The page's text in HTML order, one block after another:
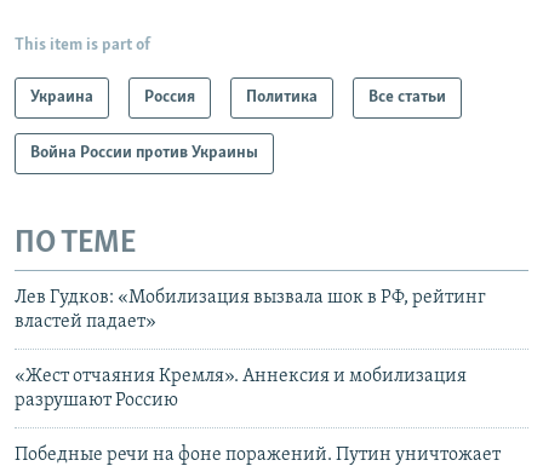
This item is part of
Украина Россия Политика Все статьи
Война России против Украины
ПО ТЕМЕ
Лев Гудков: «Мобилизация вызвала шок в РФ, рейтинг
властей падает»
«Жест отчаяния Кремля». Аннексия и мобилизация
разрушают Россию
Победные речи на фоне поражений. Путин уничтожает